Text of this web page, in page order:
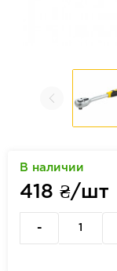
В наличии
418 ₴/шт
-